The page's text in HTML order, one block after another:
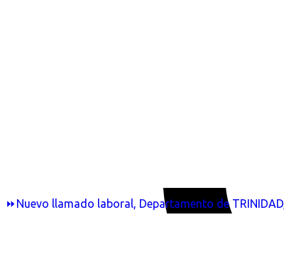
⏩Nuevo llamado laboral, Departamento de TRINIDAD,